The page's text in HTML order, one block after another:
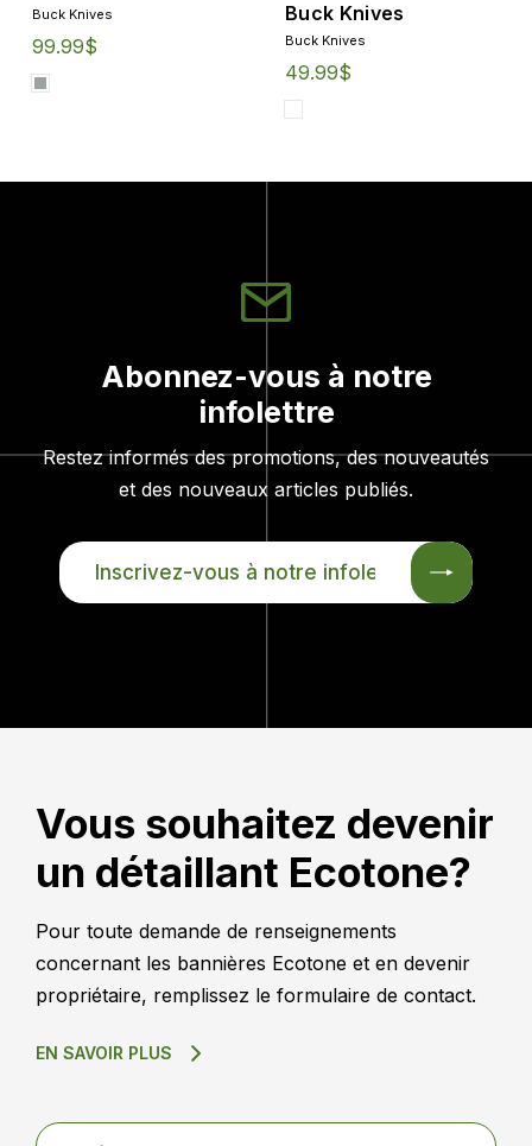
Buck Knives
99.99$
Buck Knives
Buck Knives
49.99$
Abonnez-vous à notre
infolettre
Restez informés des promotions, des nouveautés
et des nouveaux articles publiés.
INSCRIVEZ-
VOUS
Vous souhaitez devenir
un détaillant Ecotone?
Pour toute demande de renseignements
concernant les bannières Ecotone et en devenir
propriétaire, remplissez le formulaire de contact.
EN SAVOIR PLUS